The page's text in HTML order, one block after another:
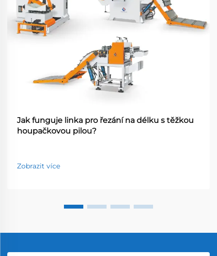
Jak funguje linka pro řezání na délku s těžkou
houpačkovou pilou?
Zobrazit více